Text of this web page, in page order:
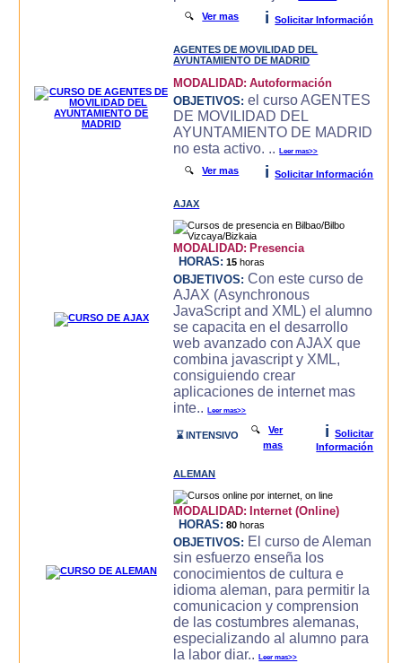
🔍Ver mas i Solicitar Información
AGENTES DE MOVILIDAD DEL
AYUNTAMIENTO DE MADRID
MODALIDAD: Autoformación
OBJETIVOS: el curso AGENTES
DE MOVILIDAD DEL
AYUNTAMIENTO DE MADRID
no esta activo. ..Leer mas>>
🔍Ver mas i Solicitar Información
AJAX
MODALIDAD: Presencia
HORAS: 15 horas
OBJETIVOS: Con este curso de
AJAX (Asynchronous
JavaScript and XML) el alumno
se capacita en el desarrollo
web avanzado con AJAX que
combina javascript y XML,
consiguiendo crear
aplicaciones de internet mas
inte..Leer mas>>
⌛ INTENSIVO 🔍Ver
mas
i
Solicitar
Información
ALEMAN
MODALIDAD: Internet (Online)
HORAS: 80 horas
OBJETIVOS: El curso de Aleman
sin esfuerzo enseña los
conocimientos de cultura e
idioma aleman, para permitir la
comunicacion y comprension
de las costumbres alemanas,
especializando al alumno para
la labor diar..Leer mas>>